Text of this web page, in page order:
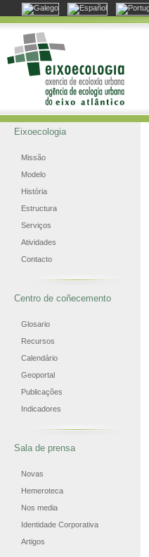
Eixoecologia
Missão
Modelo
História
Estructura
Serviços
Atividades
Contacto
Centro de coñecemento
Glosario
Recursos
Calendário
Geoportal
Publicações
Indicadores
Sala de prensa
Novas
Hemeroteca
Nos media
Identidade Corporativa
Artigos